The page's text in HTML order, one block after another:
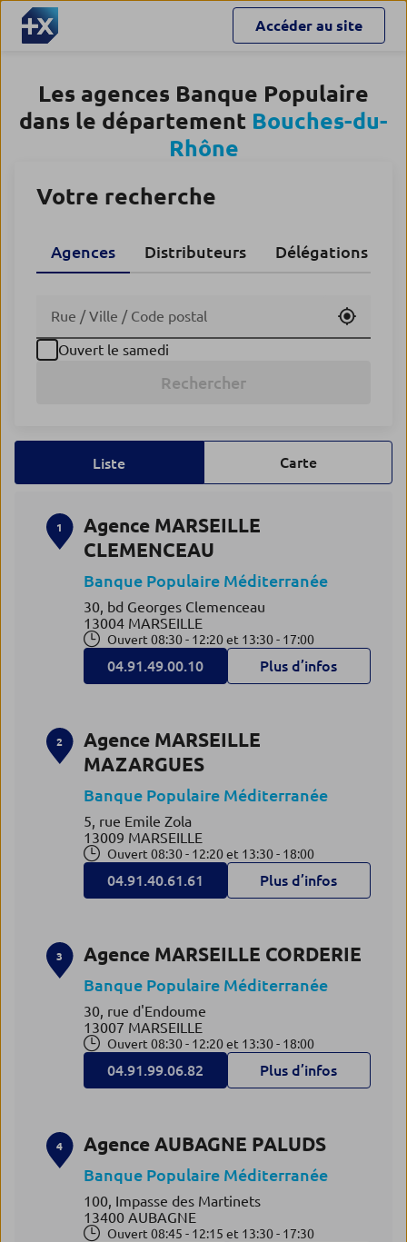
Accéder au site
Les agences Banque Populaire
dans le département Bouches-du-
Rhône
Votre recherche
Agences Distributeurs Délégations
Utiliser
Ouvert le samedi
Rechercher
Liste Carte
1
Agence MARSEILLE
CLEMENCEAU
Banque Populaire Méditerranée
30, bd Georges Clemenceau
13004 MARSEILLE
Ouvert 08:30 - 12:20 et 13:30 - 17:00
04.91.49.00.10 Plus d’infos
2
Agence MARSEILLE
MAZARGUES
Banque Populaire Méditerranée
5, rue Emile Zola
13009 MARSEILLE
Ouvert 08:30 - 12:20 et 13:30 - 18:00
04.91.40.61.61 Plus d’infos
3 Agence MARSEILLE CORDERIE
Banque Populaire Méditerranée
30, rue d'Endoume
13007 MARSEILLE
Ouvert 08:30 - 12:20 et 13:30 - 18:00
04.91.99.06.82 Plus d’infos
4 Agence AUBAGNE PALUDS
Banque Populaire Méditerranée
100, Impasse des Martinets
13400 AUBAGNE
Ouvert 08:45 - 12:15 et 13:30 - 17:30